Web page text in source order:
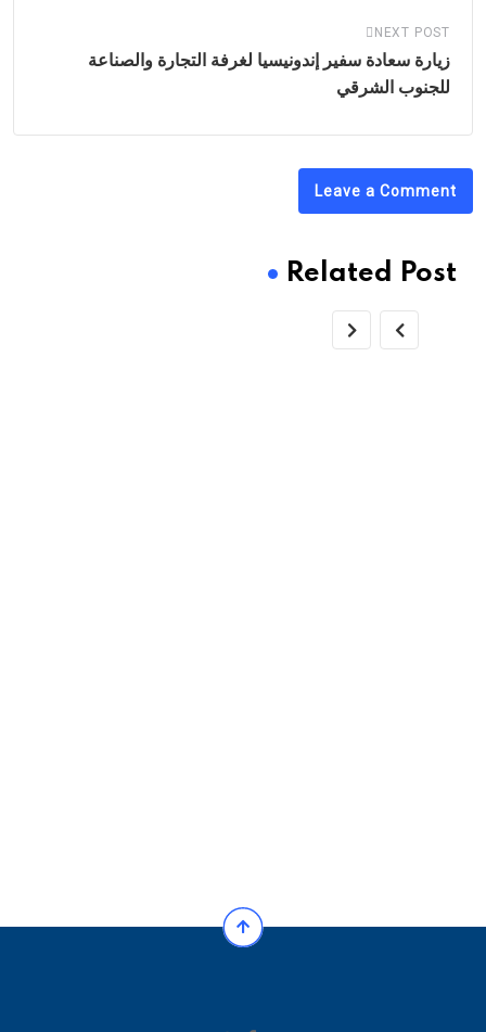
NEXT POST
زيارة سعادة سفير إندونيسيا لغرفة التجارة والصناعة
للجنوب الشرقي
Leave a Comment
Related Post